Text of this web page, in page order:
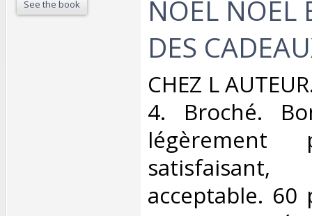
See the book
NOEL NOEL
DES
‎CHEZ L
4. Broché.
légèrement
acceptable. 60